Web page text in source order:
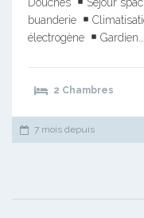
buanderie
électrogène
Gardien…
2 Chambres
7 mois depuis